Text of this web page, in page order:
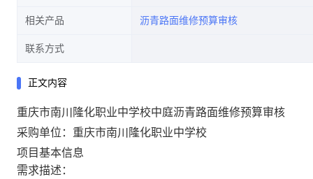
相关产品 沥青路面维修预算审核
联系方式
正文内容
重庆市南川隆化职业中学校中庭沥青路面维修预算审核
采购单位：重庆市南川隆化职业中学校
项目基本信息
需求描述：